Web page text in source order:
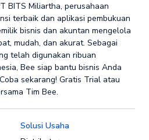
BITS Miliartha, perusahaan
terbaik dan aplikasi pembukuan
bisnis dan akuntan mengelola
mudah, dan akurat. Sebagai
telah digunakan ribuan
Bee siap bantu bisnis Anda
sekarang! Gratis Trial atau
Tim Bee.
Solusi Usaha